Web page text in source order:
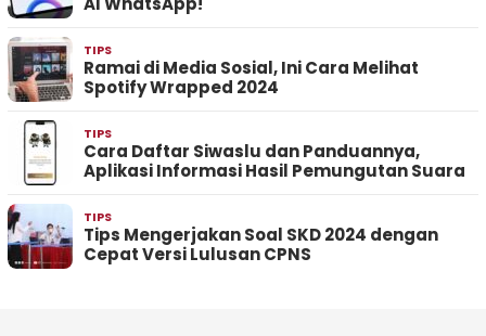
TIPS
Ramai di Media Sosial, Ini Cara Melihat
Spotify Wrapped 2024
TIPS
Cara Daftar Siwaslu dan Panduannya,
Aplikasi Informasi Hasil Pemungutan Suara
TIPS
Tips Mengerjakan Soal SKD 2024 dengan
Cepat Versi Lulusan CPNS